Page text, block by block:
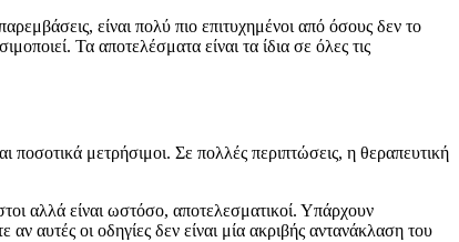
είναι πολύ πιο επιτυχημένοι από όσους δεν το
Τα αποτελέσματα είναι τα ίδια σε όλες τις
ποσοτικά μετρήσιμοι. Σε πολλές περιπτώσεις, η θεραπευτική
αλλά είναι ωστόσο, αποτελεσματικοί. Υπάρχουν
αυτές οι οδηγίες δεν είναι μία ακριβής αντανάκλαση του